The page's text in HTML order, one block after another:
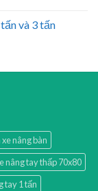
và 3 tấn
nâng bàn
nâng tay thấp 70x80
tay 1 tấn